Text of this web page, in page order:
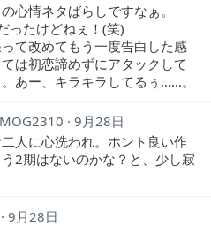
心情ネタばらしですなぁ。
ったけどねぇ！(笑)
て改めてもう一度告白した感
は初恋諦めずにアタックして
あー、キラキラしてるぅ……。
9月28日
人に心洗われ。ホント良い作
2期はないのかな？と、少し寂
9月28日